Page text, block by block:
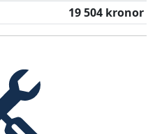
19 504 kronor